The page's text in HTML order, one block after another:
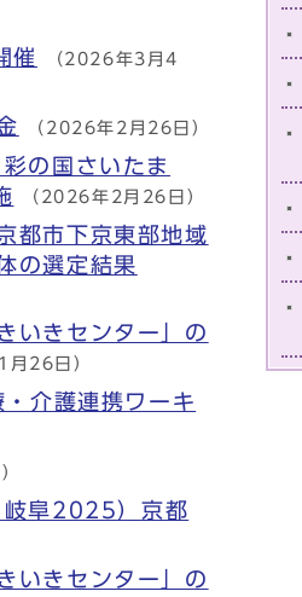
催 （2026年3月4
（2026年2月26日）
の国さいたま
（2026年2月26日）
都市下京東部地域
の選定結果
いきセンター」の
月26日）
介護連携ワーキ
岐阜2025）京都
いきセンター」の